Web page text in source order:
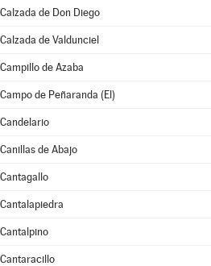
Calzada de Don Diego
Calzada de Valdunciel
Campillo de Azaba
Campo de Peñaranda (El)
Candelario
Canillas de Abajo
Cantagallo
Cantalapiedra
Cantalpino
Cantaracillo